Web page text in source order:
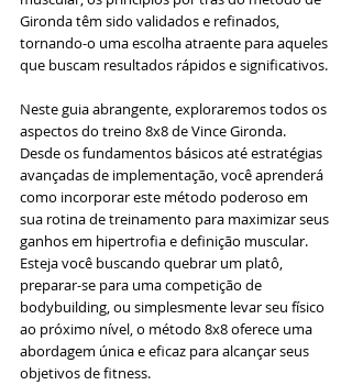
Gironda têm sido validados e refinados,
tornando-o uma escolha atraente para aqueles
que buscam resultados rápidos e significativos.
Neste guia abrangente, exploraremos todos os
aspectos do treino 8x8 de Vince Gironda.
Desde os fundamentos básicos até estratégias
avançadas de implementação, você aprenderá
como incorporar este método poderoso em
sua rotina de treinamento para maximizar seus
ganhos em hipertrofia e definição muscular.
Esteja você buscando quebrar um platô,
preparar-se para uma competição de
bodybuilding, ou simplesmente levar seu físico
ao próximo nível, o método 8x8 oferece uma
abordagem única e eficaz para alcançar seus
objetivos de fitness.